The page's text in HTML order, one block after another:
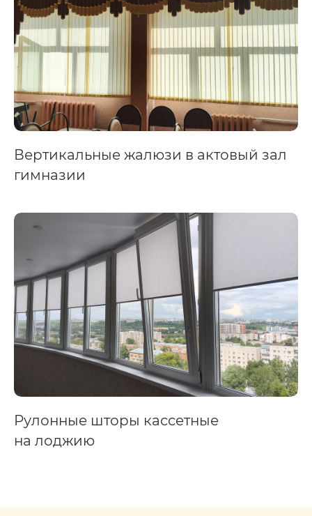
Вертикальные жалюзи в актовый зал
гимназии
Рулонные шторы кассетные
на лоджию